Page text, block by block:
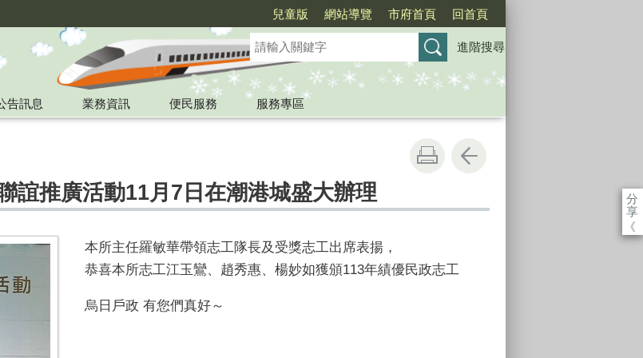
兒童版 網站導覽 市府首頁 回首頁
進階搜尋
告訊息 業務資訊 便民服務
服務專區
分
享
《
誼推廣活動11月7日在潮港城盛大辦理
本所主任羅敏華帶領志工隊長及受獎志工出席表揚，
恭喜本所志工江玉鸞、趙秀惠、楊妙如獲頒113年績優民政志工
烏日戶政 有您們真好～